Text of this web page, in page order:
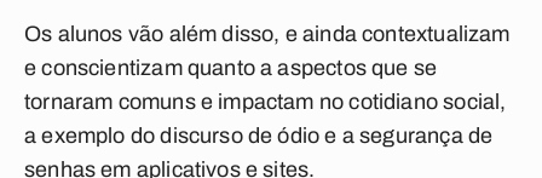
Os alunos vão além disso, e ainda contextualizam
e conscientizam quanto a aspectos que se
tornaram comuns e impactam no cotidiano social,
a exemplo do discurso de ódio e a segurança de
senhas em aplicativos e sites.